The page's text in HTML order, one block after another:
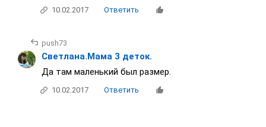
10.02.2017 Ответить
push73
Светлана.Мама 3 деток.
Да там маленький был размер.
10.02.2017 Ответить